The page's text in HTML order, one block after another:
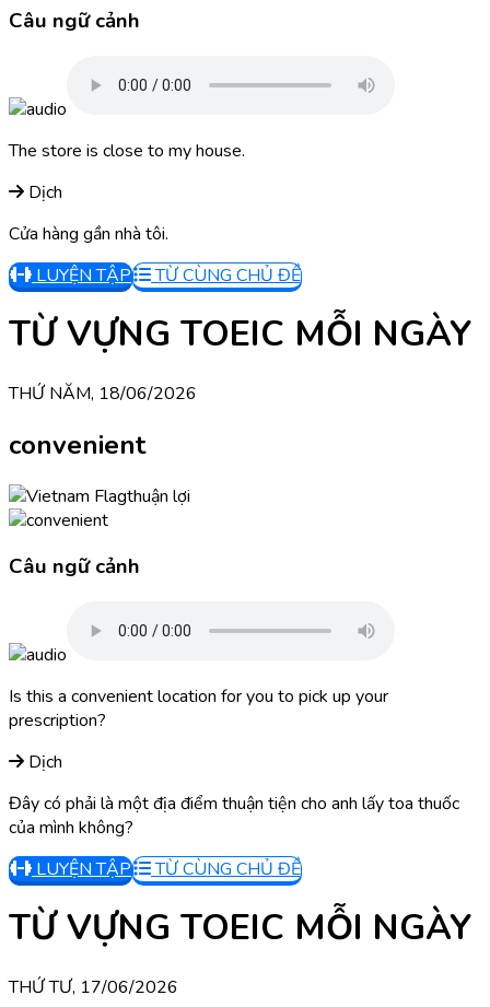
Câu ngữ cảnh
The store is close to my house.
Dịch
Cửa hàng gần nhà tôi.
LUYỆN TẬP
TỪ CÙNG CHỦ ĐỀ
TỪ VỰNG TOEIC MỖI NGÀY
THỨ NĂM, 18/06/2026
convenient
thuận lợi
Câu ngữ cảnh
Is this a convenient location for you to pick up your
prescription?
Dịch
Đây có phải là một địa điểm thuận tiện cho anh lấy toa thuốc
của mình không?
LUYỆN TẬP
TỪ CÙNG CHỦ ĐỀ
TỪ VỰNG TOEIC MỖI NGÀY
THỨ TƯ, 17/06/2026